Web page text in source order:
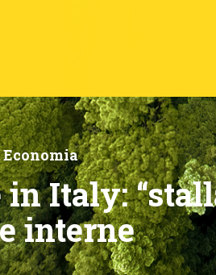
Economia
in Italy:
interne